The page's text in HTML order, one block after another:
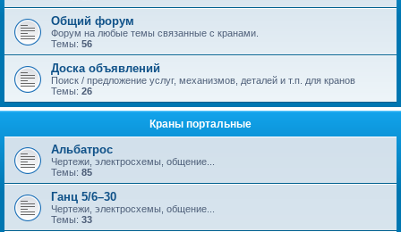
Общий форум
Форум на любые темы связанные с кранами.
Темы: 56
Доска объявлений
Поиск / предложение услуг, механизмов, деталей и т.п. для кранов
Темы: 26
Краны портальные
Альбатрос
Чертежи, электросхемы, общение...
Темы: 85
Ганц 5/6–30
Чертежи, электросхемы, общение...
Темы: 33